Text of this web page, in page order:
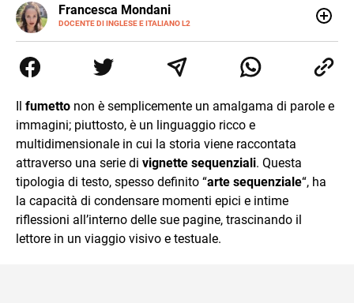
Francesca Mondani
DOCENTE DI INGLESE E ITALIANO L2
LINKEDIN
INSTAGRAM
secondaria di secondo grado. Mi occupo inoltre di
traduzioni, SEO Onsite e contenuti per il web. Amo i saggi
della sintesi.
Il fumetto non è semplicemente un amalgama di parole e
immagini; piuttosto, è un linguaggio ricco e
multidimensionale in cui la storia viene raccontata
attraverso una serie di vignette sequenziali. Questa
tipologia di testo, spesso definito “arte sequenziale“, ha
la capacità di condensare momenti epici e intime
riflessioni all’interno delle sue pagine, trascinando il
lettore in un viaggio visivo e testuale.